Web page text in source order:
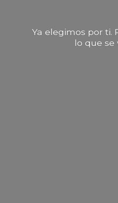
Ya elegimos por ti.
lo quese